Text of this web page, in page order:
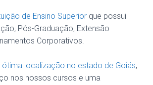
de Ensino Superior que possui
Pós-Graduação, Extensão
Corporativos.
localização no estado de Goiás,
nos nossos cursos e uma